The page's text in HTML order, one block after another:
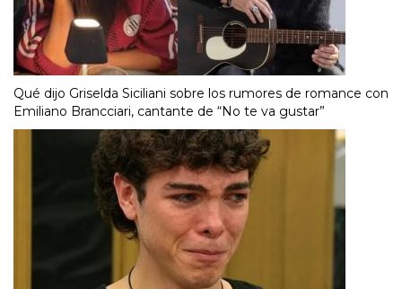
Qué dijo Griselda Siciliani sobre los rumores de romance con
Emiliano Brancciari, cantante de “No te va gustar”